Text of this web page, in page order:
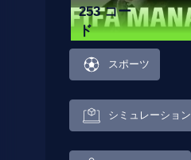
253 コー
ド
スポーツ
シミュレーション